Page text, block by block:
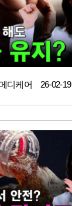
디케어 26-02-19